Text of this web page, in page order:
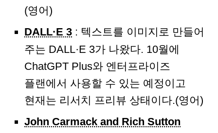
(영어)
DALL·E 3 : 텍스트를 이미지로 만들어
주는 DALL·E 3가 나왔다. 10월에
ChatGPT Plus와 엔터프라이즈
플랜에서 사용할 수 있는 예정이고
현재는 리서치 프리뷰 상태이다.(영어)
John Carmack and Rich Sutton